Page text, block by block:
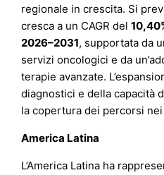
regionale in crescita. Si
cresca a un CAGR del
2026–2031, supportata da
servizi oncologici e da
terapie avanzate.
diagnostici e della capacità
la copertura dei percorsi
America Latina
L’America Latina ha